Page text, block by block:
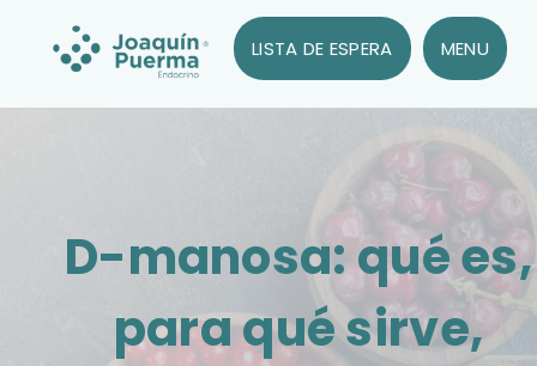
LISTA DE ESPERA MENU
D-manosa: qué es,
para qué sirve,